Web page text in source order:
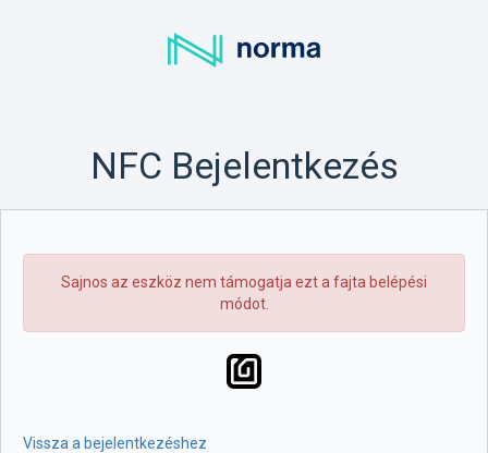
NFC Bejelentkezés
Sajnos az eszköz nem támogatja ezt a fajta belépési
módot.
Vissza a bejelentkezéshez